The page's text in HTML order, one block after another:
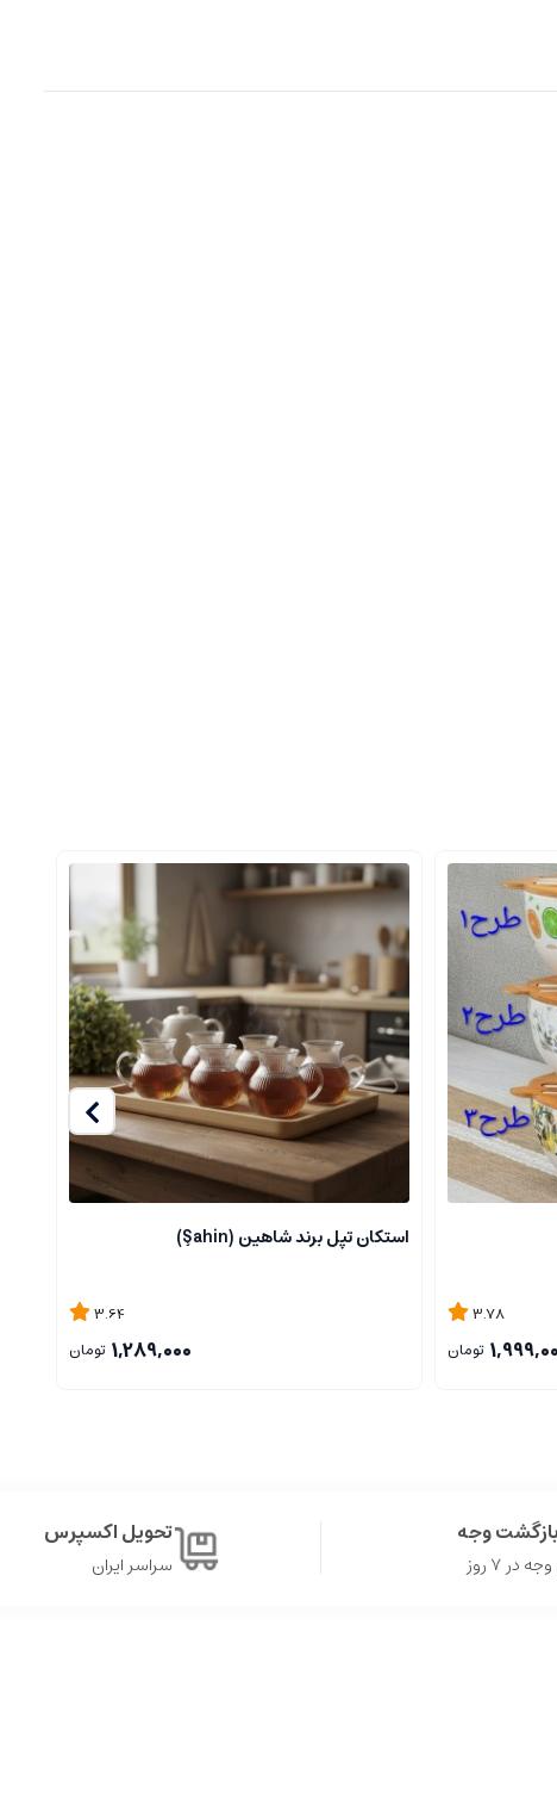
3.78
تومان
استکان تپل برند شاهین (Şahin)
3.64
1,289,000 تومان
وجه
در ۷ روز
تحویل اکسپرس
سراسر ایران